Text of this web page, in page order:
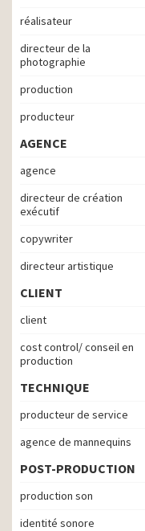
réalisateur
directeur de la
photographie
production
producteur
AGENCE
agence
directeur de création
exécutif
copywriter
directeur artistique
CLIENT
client
cost control/ conseil en
production
TECHNIQUE
producteur de service
agence de mannequins
POST-PRODUCTION
production son
identité sonore